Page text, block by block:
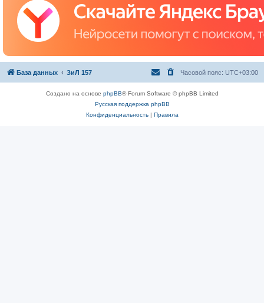
База данных ЗиЛ 157 Часовой пояс: UTC+03:00
Создано на основе phpBB® Forum Software © phpBB Limited
Русская поддержка phpBB
Конфиденциальность| Правила